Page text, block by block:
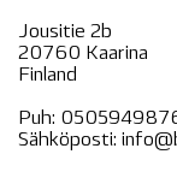
Jousitie 2b
20760 Kaarina
Finland
Puh:
Sähköposti: